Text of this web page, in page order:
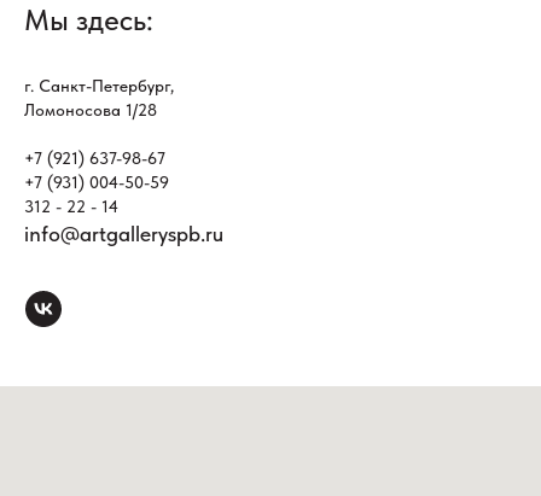
Мы здесь:
г. Санкт-Петербург,
Ломоносова 1/28
+7 (921) 637-98-67
+7 (931) 004-50-59
312 - 22 - 14
info@artgalleryspb.ru